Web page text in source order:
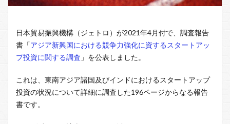
日本貿易振興機構（ジェトロ）が2021年4月付で、調査報告
書「アジア新興国における競争力強化に資するスタートアッ
プ投資に関する調査 」を公表しました。
これは、東南アジア諸国及びインドにおけるスタートアップ
投資の状況について詳細に調査した196ページからなる報告
書です。